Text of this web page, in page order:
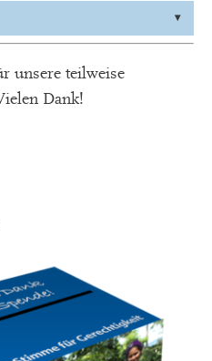
unsere teilweise
Dank!